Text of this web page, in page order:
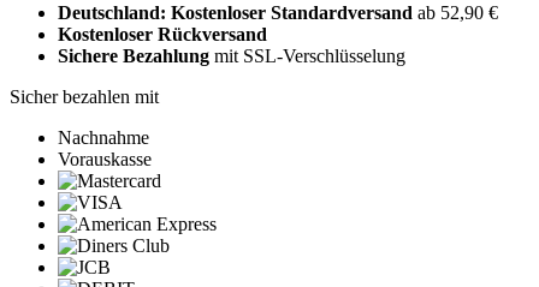
Deutschland: Kostenloser Standardversand ab 52,90 €
Kostenloser Rückversand
Sichere Bezahlung mit SSL-Verschlüsselung
Sicher bezahlen mit
Nachnahme
Vorauskasse